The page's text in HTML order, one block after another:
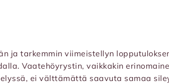
ja tarkemmin viimeistellyn
Vaatehöyrystin, vaikkakin
ei välttämättä saavuta samaa